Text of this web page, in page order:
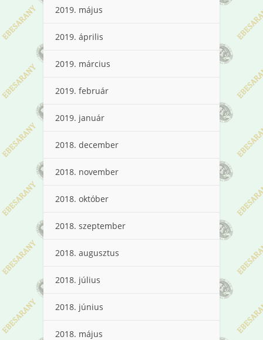
2019. május
2019. április
2019. március
2019. február
2019. január
2018. december
2018. november
2018. október
2018. szeptember
2018. augusztus
2018. július
2018. június
2018. május